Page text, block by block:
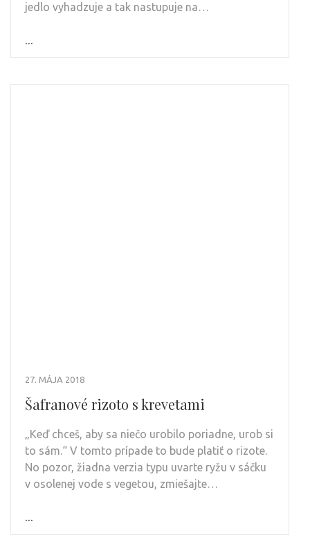
jedlo vyhadzuje a tak nastupuje na…
...
27. MÁJA 2018
Šafranové rizoto s krevetami
„Keď chceš, aby sa niečo urobilo poriadne, urob si
to sám.“ V tomto prípade to bude platiť o rizote.
No pozor, žiadna verzia typu uvarte ryžu v sáčku
v osolenej vode s vegetou, zmiešajte…
...